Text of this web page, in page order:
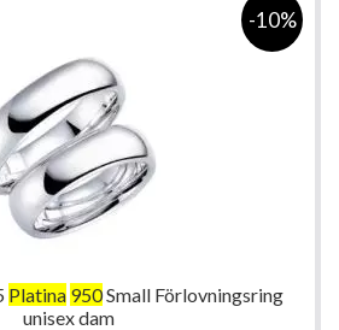
-10%
Platina 950Small Förlovningsring
unisex dam